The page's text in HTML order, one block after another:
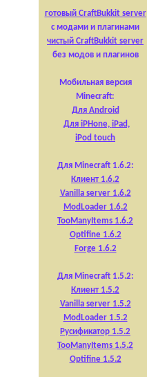
готовый CraftBukkit server
с модами и плагинами
чистый CraftBukkit server
без модов и плагинов
Мобильная версия
Minecraft:
Для Android
ДляiPHone, iPad,
iPod touch
Для Minecraft 1.6.2:
Клиент 1.6.2
Vanilla server 1.6.2
ModLoader 1.6.2
TooManyItems 1.6.2
Optifine 1.6.2
Forge 1.6.2
Для Minecraft 1.5.2:
Клиент 1.5.2
Vanilla server 1.5.2
ModLoader 1.5.2
Русификатор 1.5.2
TooManyItems 1.5.2
Optifine 1.5.2